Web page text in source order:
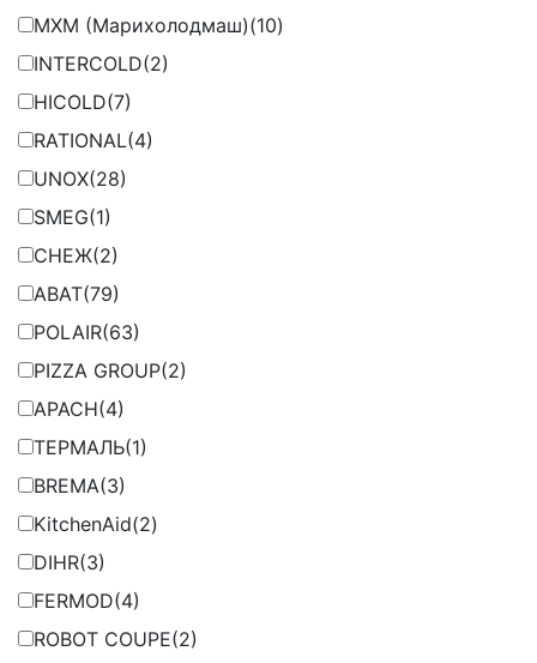
МХМ (Марихолодмаш)(10)
INTERCOLD(2)
HICOLD(7)
RATIONAL(4)
UNOX(28)
SMEG(1)
СНЕЖ(2)
ABAT(79)
POLAIR(63)
PIZZA GROUP(2)
APACH(4)
ТЕРМАЛЬ(1)
BREMA(3)
KitchenAid(2)
DIHR(3)
FERMOD(4)
ROBOT COUPE(2)